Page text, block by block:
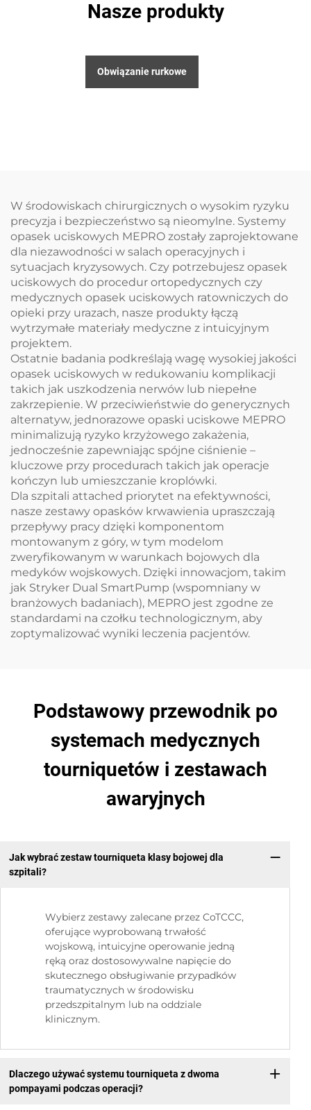
Nasze produkty
Obwiązanie rurkowe
W środowiskach chirurgicznych o wysokim ryzyku
precyzja i bezpieczeństwo są nieomylne. Systemy
opasek uciskowych MEPRO zostały zaprojektowane
dla niezawodności w salach operacyjnych i
sytuacjach kryzysowych. Czy potrzebujesz opasek
uciskowych do procedur ortopedycznych czy
medycznych opasek uciskowych ratowniczych do
opieki przy urazach, nasze produkty łączą
wytrzymałe materiały medyczne z intuicyjnym
projektem.
Ostatnie badania podkreślają wagę wysokiej jakości
opasek uciskowych w redukowaniu komplikacji
takich jak uszkodzenia nerwów lub niepełne
zakrzepienie. W przeciwieństwie do generycznych
alternatyw, jednorazowe opaski uciskowe MEPRO
minimalizują ryzyko krzyżowego zakażenia,
jednocześnie zapewniając spójne ciśnienie –
kluczowe przy procedurach takich jak operacje
kończyn lub umieszczanie kroplówki.
Dla szpitali attached priorytet na efektywności,
nasze zestawy opasków krwawienia upraszczają
przepływy pracy dzięki komponentom
montowanym z góry, w tym modelom
zweryfikowanym w warunkach bojowych dla
medyków wojskowych. Dzięki innowacjom, takim
jak Stryker Dual SmartPump (wspomniany w
branżowych badaniach), MEPRO jest zgodne ze
standardami na czołku technologicznym, aby
zoptymalizować wyniki leczenia pacjentów.
Podstawowy przewodnik po
systemach medycznych
tourniquetów i zestawach
awaryjnych
Jak wybrać zestaw tourniqueta klasy bojowej dla
szpitali?
Wybierz zestawy zalecane przez CoTCCC,
oferujące wyprobowaną trwałość
wojskową, intuicyjne operowanie jedną
ręką oraz dostosowywalne napięcie do
skutecznego obsługiwanie przypadków
traumatycznych w środowisku
przedszpitalnym lub na oddziale
klinicznym.
Dlaczego używać systemu tourniqueta z dwoma
pompayami podczas operacji?